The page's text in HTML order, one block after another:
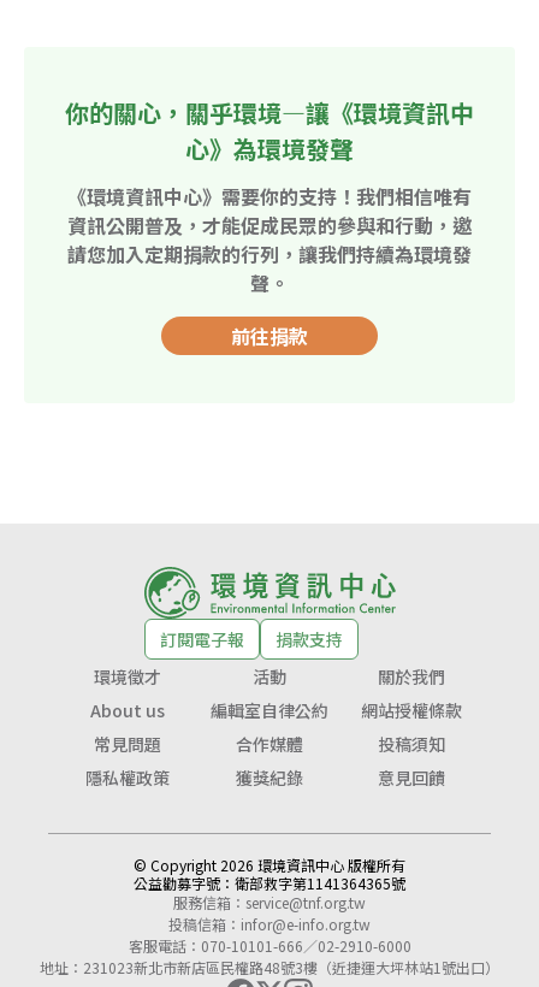
你的關心，關乎環境—讓《環境資訊中
心》為環境發聲
《環境資訊中心》需要你的支持！我們相信唯有
資訊公開普及，才能促成民眾的參與和行動，邀
請您加入定期捐款的行列，讓我們持續為環境發
聲。
前往捐款
訂閱電子報
捐款支持
環境徵才
活動
關於我們
About us
編輯室自律公約
網站授權條款
常見問題
合作媒體
投稿須知
隱私權政策
獲獎紀錄 意見回饋
© Copyright 2026 環境資訊中心 版權所有
公益勸募字號： 衛部救字第1141364365號
服務信箱： service@tnf.org.tw
投稿信箱： infor@e-info.org.tw
客服電話：070-10101-666／02-2910-6000
地址：231023新北市新店區民權路48號3樓（近捷運大坪林站1號出口）